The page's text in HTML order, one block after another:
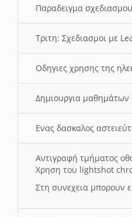
Παραδειγμα
Τριτη: Σχεδιασμοι με
Οδηγιες χρησης της
Δημιουργια μαθημάτων
Ενας δασκαλος
Αντιγραφή τμήματος
Χρηση του lightshot
Στη συνεχεια μπορουν